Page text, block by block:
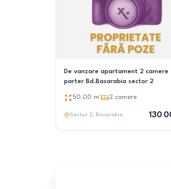
De vanzare apartament 2 camere
parter Bd.Basarabia sector 2
50.00 m² 2 camere
Sector 2, Basarabia 130